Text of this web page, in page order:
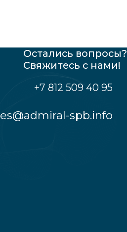
с ограниченной
2-ой этаж, пом. № 2